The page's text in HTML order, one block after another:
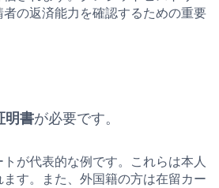
の返済能力を確認するための重要
明書が必要です。
が代表的な例です。これらは本人
す。また、外国籍の方は在留カー